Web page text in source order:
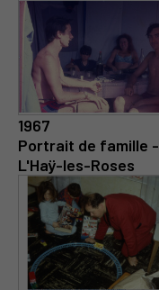
1967
Portrait de famille -
L'Haÿ-les-Roses